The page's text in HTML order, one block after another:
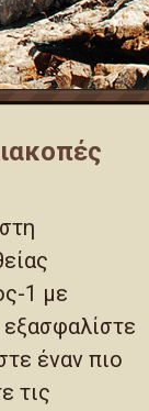
1 με
έναν πιο
τις